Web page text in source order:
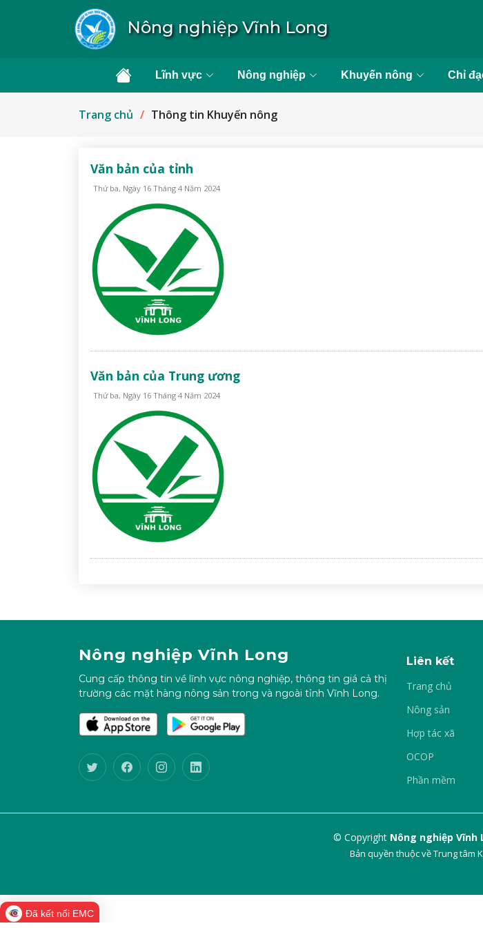
Nông nghiệp Vĩnh Long
Lĩnh vực Nông nghiệp Khuyến nông Chỉ
Trang chủ Thông tin Khuyến nông
Văn bản của tỉnh
Thứ ba, Ngày 16 Tháng 4 Năm 2024
Văn bản của Trung ương
Thứ ba, Ngày 16 Tháng 4 Năm 2024
Nông nghiệp Vĩnh Long
Cung cấp thông tin về lĩnh vực nông nghiệp, thông tin giá cả thị
trường các mặt hàng nông sản trong và ngoài tỉnh Vĩnh Long.
Liên kết
Trang chủ
Nông sản
Hợp tác xã
OCOP
Phần mềm
© Copyright Nông nghiệp Vĩnh
Bản quyền thuộc về Trung tâm
Đã kết nối EMC